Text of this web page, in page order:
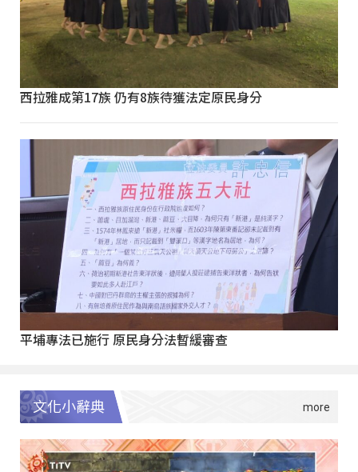
西拉雅成第17族 仍有8族待獲法定原民身分
平埔專法已施行 原民身分法暫緩審查
文化小辭典